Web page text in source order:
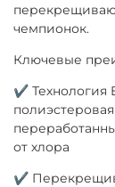
чемпионок.
Ключевые
✔ Технология
от хлора
✔